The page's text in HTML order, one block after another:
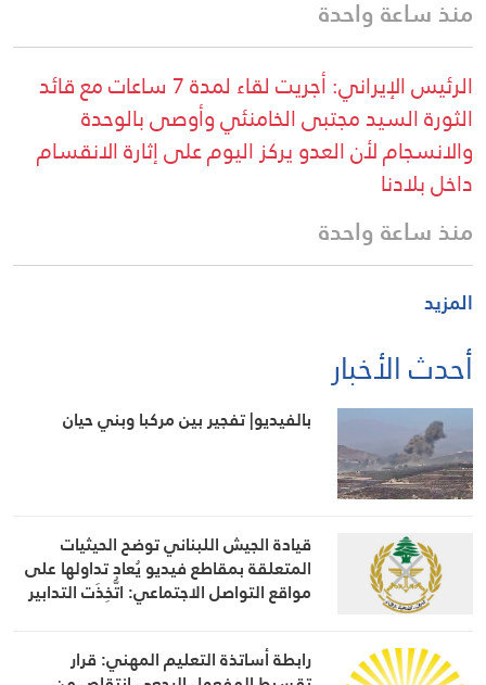
منذ ساعة واحدة
الرئيس الإيراني: أجريت لقاء لمدة 7 ساعات مع قائد
الثورة السيد مجتبى الخامنئي وأوصى بالوحدة
والانسجام لأن العدو يركز اليوم على إثارة الانقسام
داخل بلادنا
منذ ساعة واحدة
المزيد
أحدث الأخبار
بالفيديو| تفجير بين مركبا وبني حيان
قيادة الجيش اللبناني توضح الحيثيات
المتعلقة بمقاطع فيديو يُعاد تداولها على
مواقع التواصل الاجتماعي: اتُّخِذَت التدابير
رابطة أساتذة التعليم المهني: قرار